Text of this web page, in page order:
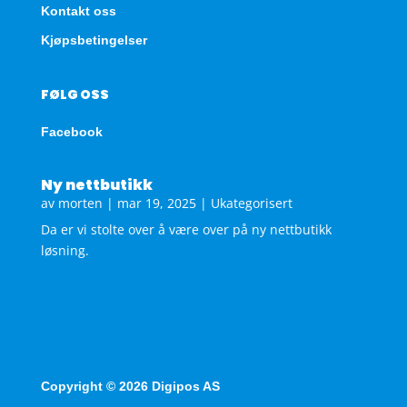
Kontakt oss
Kjøpsbetingelser
FØLG OSS
Facebook
Ny nettbutikk
av morten | mar 19, 2025| Ukategorisert
Da er vi stolte over å være over på ny nettbutikk
løsning.
Copyright © 2026 Digipos AS